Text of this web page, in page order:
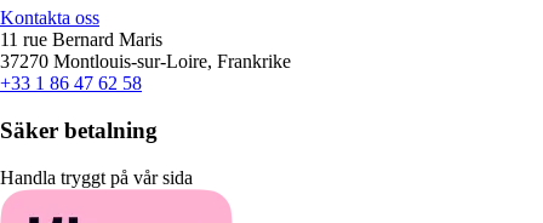
Kontakta oss
11 rue Bernard Maris
37270 Montlouis-sur-Loire, Frankrike
+33 1 86 47 62 58
Säker betalning
Handla tryggt på vår sida